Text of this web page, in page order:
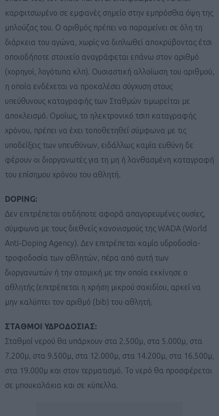
καρφιτσωμένο σε εμφανές σημείο στην εμπρόσθια όψη της
μπλούζας του. Ο αριθμός πρέπει να παραμείνει σε όλη τη
διάρκεια του αγώνα, χωρίς να διπλωθεί αποκρύβοντας έτσι
οποιοδήποτε στοιχείο αναγράφεται επάνω στον αριθμό
(χορηγοί, λογότυπα κλπ). Ουσιαστική αλλοίωση του αριθμού,
η οποία ενδέχεται να προκαλέσει σύγχυση στους
υπεύθυνους καταγραφής των Σταθμών τιμωρείται με
αποκλεισμό. Ομοίως, το ηλεκτρονικό τσιπ καταγραφής
χρόνου, πρέπει να έχει τοποθετηθεί σύμφωνα με τις
υποδείξεις των υπευθύνων, ειδάλλως καμία ευθύνη δε
φέρουν οι διοργανωτές για τη μη ή λανθασμένη καταγραφή
του επίσημου χρόνου του αθλητή.
DOPING:
Δεν επιτρέπεται οτιδήποτε αφορά απαγορευμένες ουσίες,
σύμφωνα με τους διεθνείς κανονισμούς της WADA (World
Anti-Doping Agency). Δεν επιτρέπεται καμία υδροδοσία-
τροφοδοσία των αθλητών, πέρα από αυτή των
διοργανωτών ή την ατομική με την οποία εκκίνησε ο
αθλητής (επιτρέπεται η χρήση μικρού σακιδίου, αρκεί να
μην καλύπτει τον αριθμό (bib) του αθλητή.
ΣΤΑΘΜΟΙ ΥΔΡΟΔΟΣΙΑΣ:
Σταθμοί νερού θα υπάρχουν στα 2.500μ, στα 5.000μ, στα
7.200μ, στα 9.500μ, στα 12.000μ, στα 14.200μ, στα 16.500μ,
στα 19.000μ και στον τερματισμό. Το νερό θα προσφέρεται
σε μπουκαλάκια και σε κύπελλα.